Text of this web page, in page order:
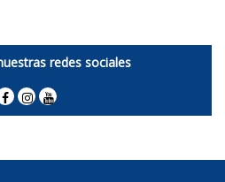
redes sociales